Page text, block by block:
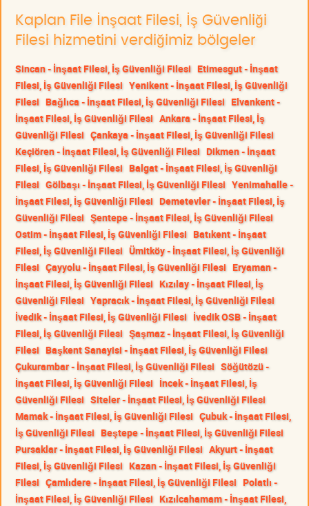
Kaplan File İnşaat Filesi, İş Güvenliği
Filesi hizmetini verdiğimiz bölgeler
Sincan - İnşaat Filesi, İş Güvenliği Filesi Etimesgut - İnşaat
Filesi, İş Güvenliği Filesi Yenikent - İnşaat Filesi, İş Güvenliği
Filesi Bağlıca - İnşaat Filesi, İş Güvenliği Filesi Elvankent -
İnşaat Filesi, İş Güvenliği Filesi Ankara - İnşaat Filesi, İş
Güvenliği Filesi Çankaya - İnşaat Filesi, İş Güvenliği Filesi
Keçiören - İnşaat Filesi, İş Güvenliği Filesi Dikmen - İnşaat
Filesi, İş Güvenliği Filesi Balgat - İnşaat Filesi, İş Güvenliği
Filesi Gölbaşı - İnşaat Filesi, İş Güvenliği Filesi Yenimahalle -
İnşaat Filesi, İş Güvenliği Filesi Demetevler - İnşaat Filesi, İş
Güvenliği Filesi Şentepe - İnşaat Filesi, İş Güvenliği Filesi
Ostim - İnşaat Filesi, İş Güvenliği Filesi Batıkent - İnşaat
Filesi, İş Güvenliği Filesi Ümitköy - İnşaat Filesi, İş Güvenliği
Filesi Çayyolu - İnşaat Filesi, İş Güvenliği Filesi Eryaman -
İnşaat Filesi, İş Güvenliği Filesi Kızılay - İnşaat Filesi, İş
Güvenliği Filesi Yapracık - İnşaat Filesi, İş Güvenliği Filesi
İvedik - İnşaat Filesi, İş Güvenliği Filesi İvedik OSB - İnşaat
Filesi, İş Güvenliği Filesi Şaşmaz - İnşaat Filesi, İş Güvenliği
Filesi Başkent Sanayisi - İnşaat Filesi, İş Güvenliği Filesi
Çukurambar - İnşaat Filesi, İş Güvenliği Filesi Söğütözü -
İnşaat Filesi, İş Güvenliği Filesi İncek - İnşaat Filesi, İş
Güvenliği Filesi Siteler - İnşaat Filesi, İş Güvenliği Filesi
Mamak - İnşaat Filesi, İş Güvenliği Filesi Çubuk - İnşaat Filesi,
İş Güvenliği Filesi Beştepe - İnşaat Filesi, İş Güvenliği Filesi
Pursaklar - İnşaat Filesi, İş Güvenliği Filesi Akyurt - İnşaat
Filesi, İş Güvenliği Filesi Kazan - İnşaat Filesi, İş Güvenliği
Filesi Çamlıdere - İnşaat Filesi, İş Güvenliği Filesi Polatlı -
İnşaat Filesi, İş Güvenliği Filesi Kızılcahamam - İnşaat Filesi,